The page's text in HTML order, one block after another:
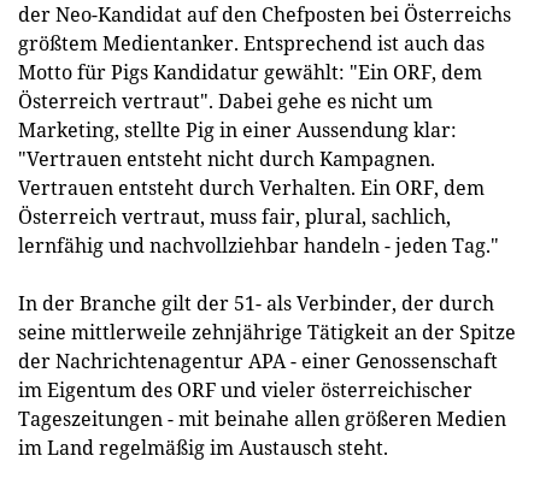
der Neo-Kandidat auf den Chefposten bei Österreichs
größtem Medientanker. Entsprechend ist auch das
Motto für Pigs Kandidatur gewählt: "Ein ORF, dem
Österreich vertraut". Dabei gehe es nicht um
Marketing, stellte Pig in einer Aussendung klar:
"Vertrauen entsteht nicht durch Kampagnen.
Vertrauen entsteht durch Verhalten. Ein ORF, dem
Österreich vertraut, muss fair, plural, sachlich,
lernfähig und nachvollziehbar handeln - jeden Tag."
In der Branche gilt der 51- als Verbinder, der durch
seine mittlerweile zehnjährige Tätigkeit an der Spitze
der Nachrichtenagentur APA - einer Genossenschaft
im Eigentum des ORF und vieler österreichischer
Tageszeitungen - mit beinahe allen größeren Medien
im Land regelmäßig im Austausch steht.